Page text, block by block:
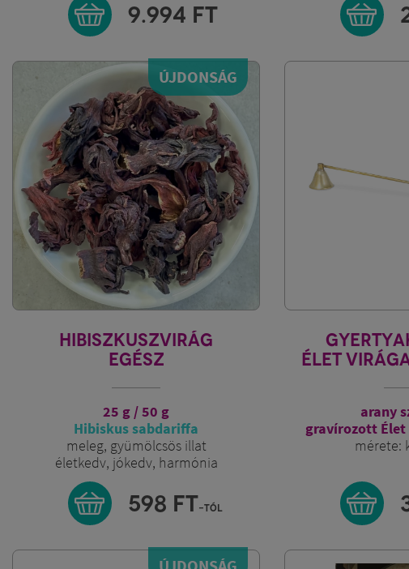
9.994 FT
ÚJDONSÁG
HIBISZKUSZVIRÁG
EGÉSZ
25 g / 50 g
Hibiskus sabdariffa
meleg, gyümölcsös illat
életkedv, jókedv, harmónia
598 FT-tól
ÉLET
arany
gravírozott
mérete: